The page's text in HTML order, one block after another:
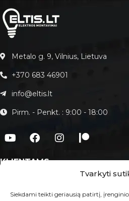
Tvarkyti
Siekdami teikti geriausią patirtį,
Metalo g. 9, Vilnius, Lietuva
+370 683 46901
info@eltis.lt
Pirm. - Penkt. : 9:00 - 18:00
KLIENTAMS
Paslaugos